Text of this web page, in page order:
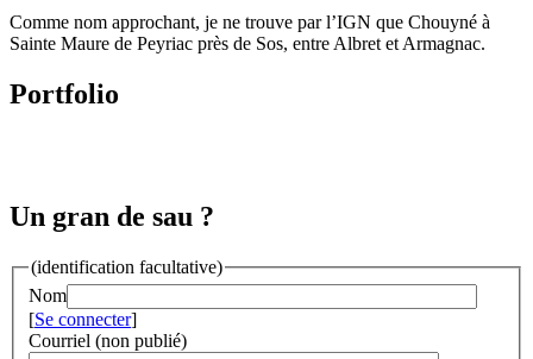
Comme nom approchant, je ne trouve par l’IGN que Chouyné à
Sainte Maure de Peyriac près de Sos, entre Albret et Armagnac.
Portfolio
Un gran de sau ?
(identification facultative)
Nom
[Se connecter]
Courriel (non publié)